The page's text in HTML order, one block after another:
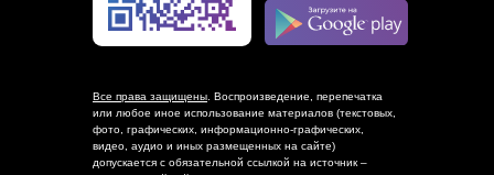
Все права защищены . Воспроизведение, перепечатка
или любое иное использование материалов (текстовых,
фото, графических, информационно-графических,
видео, аудио и иных размещенных на сайте)
допускается с обязательной ссылкой на источник –